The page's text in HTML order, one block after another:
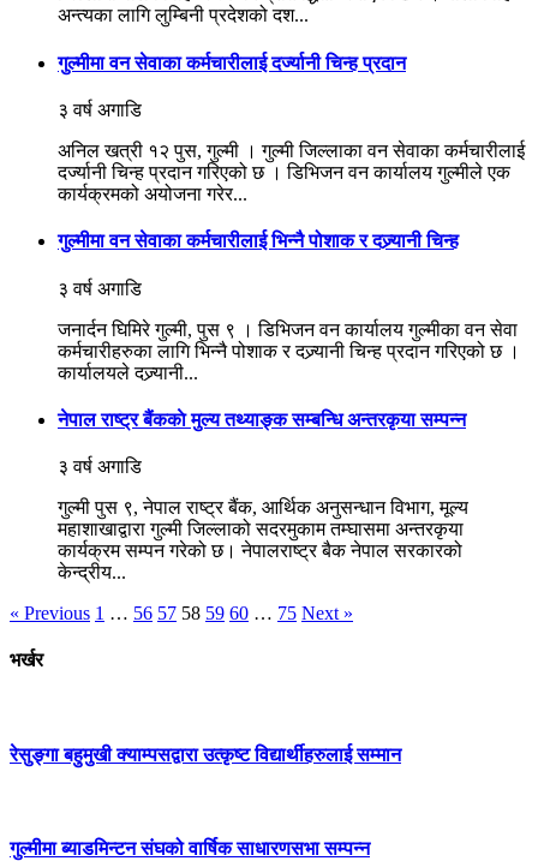
अन्त्यका लागि लुम्बिनी प्रदेशको दश...
गुल्मीमा वन सेवाका कर्मचारीलाई दर्ज्यानी चिन्ह प्रदान
३ वर्ष अगाडि
अनिल खत्री १२ पुस, गुल्मी । गुल्मी जिल्लाका वन सेवाका कर्मचारीलाई
दर्ज्यानी चिन्ह प्रदान गरिएको छ । डिभिजन वन कार्यालय गुल्मीले एक
कार्यक्रमको अयोजना गरेर...
गुल्मीमा वन सेवाका कर्मचारीलाई भिन्नै पोशाक र दज्र्यानी चिन्ह
३ वर्ष अगाडि
जनार्दन घिमिरे गुल्मी, पुस ९ । डिभिजन वन कार्यालय गुल्मीका वन सेवा
कर्मचारीहरुका लागि भिन्नै पोशाक र दज्र्यानी चिन्ह प्रदान गरिएको छ ।
कार्यालयले दज्र्यानी...
नेपाल राष्ट्र बैंककाे मुल्य तथ्याङ्क सम्बन्धि अन्तरकृया सम्पन्न
३ वर्ष अगाडि
गुल्मी पुस ९, नेपाल राष्ट्र बैंक, आर्थिक अनुसन्धान विभाग, मूल्य
महाशाखाद्वारा गुल्मी जिल्लाको सदरमुकाम तम्घासमा अन्तरकृया
कार्यक्रम सम्पन गरेको छ। नेपालराष्ट्र बैक नेपाल सरकारको
केन्द्रीय...
« Previous 1 … 56 57 58 59 60 … 75 Next »
भर्खर
रेसुङ्गा बहुमुखी क्याम्पसद्वारा उत्कृष्ट विद्यार्थीहरुलाई सम्मान
गुल्मीमा ब्याडमिन्टन संघको वार्षिक साधारणसभा सम्पन्न